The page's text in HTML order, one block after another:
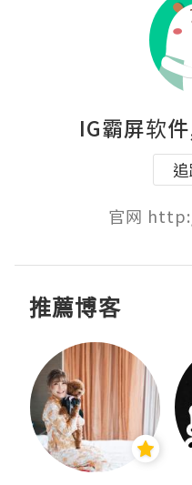
IG霸屏软
官网
推薦博客